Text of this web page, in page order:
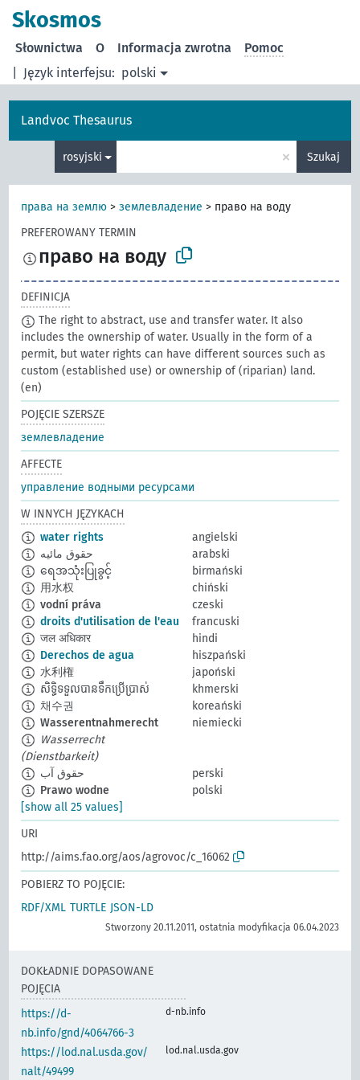
Skosmos
Język interfejsu: polski
Słownictwa O Informacja zwrotna Pomoc
Landvoc Thesaurus
rosyjski × Szukaj
права на землю >землевладение > право на воду
PREFEROWANY TERMIN
право на воду
DEFINICJA
The right to abstract, use and transfer water. It also
includes the ownership of water. Usually in the form of a
permit, but water rights can have different sources such as
custom (established use) or ownership of (riparian) land.
(en)
POJĘCIE SZERSZE
землевладение
AFFECTE
управление водными ресурсами
W INNYCH JĘZYKACH
water rights
angielski
حقوق مائيه
arabski
ရေအသုံးပြုခွင့်
birmański
用水权
chiński
vodní práva
czeski
droits d'utilisation de l'eau
francuski
जल अधिकार
hindi
Derechos de agua
hiszpański
水利権
japoński
សិទ្ធិទទួលបានទឹកប្រើប្រាស់
khmerski
채수권
koreański
Wasserentnahmerecht
niemiecki
Wasserrecht
(Dienstbarkeit)
حقوق آب
perski
Prawo wodne
polski
[show all 25 values]
URI
http://aims.fao.org/aos/agrovoc/c_16062
POBIERZ TO POJĘCIE:
RDF/XML TURTLE JSON-LD
Stworzony 20.11.2011, ostatnia modyfikacja 06.04.2023
DOKŁADNIE DOPASOWANE
POJĘCIA
https://d-
nb.info/gnd/4064766-3
d-nb.info
https://lod.nal.usda.gov/
nalt/49499
lod.nal.usda.gov